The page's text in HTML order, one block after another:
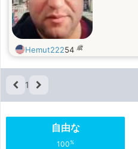
Hemut22254 歳
1
自由な
100%